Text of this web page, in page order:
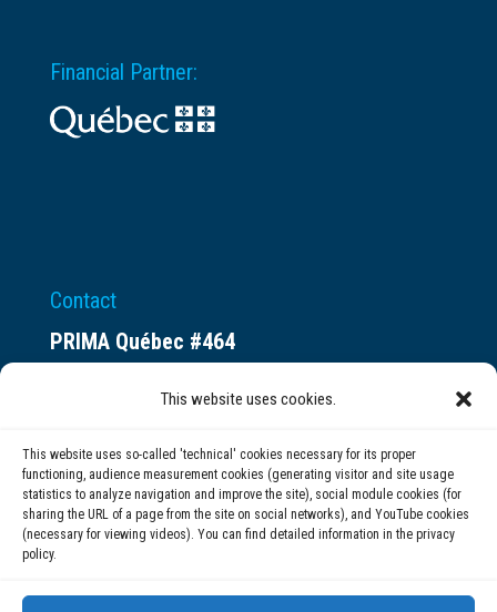
This website uses cookies.
This website uses so-called 'technical' cookies necessary for its proper
functioning, audience measurement cookies (generating visitor and site usage
statistics to analyze navigation and improve the site), social module cookies (for
sharing the URL of a page from the site on social networks), and YouTube cookies
(necessary for viewing videos). You can find detailed information in the privacy
policy.
Financial Partner:
Contact
PRIMA Québec #464
Montréal (QC) H3C 0B4
(514) 284-0211